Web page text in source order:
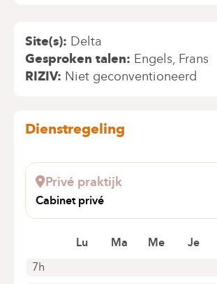
Site(s) Delta
Gesproken talen Engels Frans
RIZIV Niet geconventioneerd
Dienstregeling
Privé praktijk
Cabinet privé
Rue Gray 220
Alleen telefonische afspraken
7h
Lu Ma Me Je